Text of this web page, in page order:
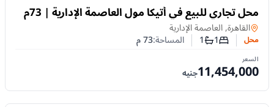
للبيع محل تجاري للبيع في أتيكا مول العاصمة الإدارية | 73م
بموقع استثماري مميز
محلفي
القاهرة, العاصمة الإدارية
محل عدد غرف النوم
1عدد الحمامات
1 المساحة:73م
السعر
11,454,000جنيه